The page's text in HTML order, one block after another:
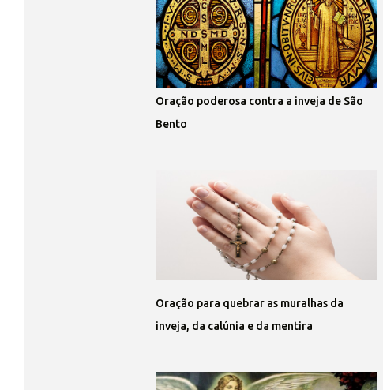
Oração poderosa contra a inveja de São
Bento
Oração para quebrar as muralhas da
inveja, da calúnia e da mentira